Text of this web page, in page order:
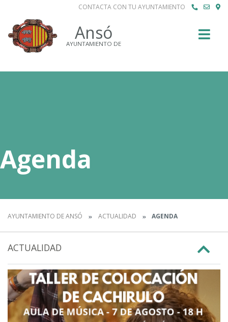
CONTACTA CON TU AYUNTAMIENTO
Ansó
AYUNTAMIENTO DE
Agenda
AYUNTAMIENTO DE ANSÓ ACTUALIDAD AGENDA
ACTUALIDAD